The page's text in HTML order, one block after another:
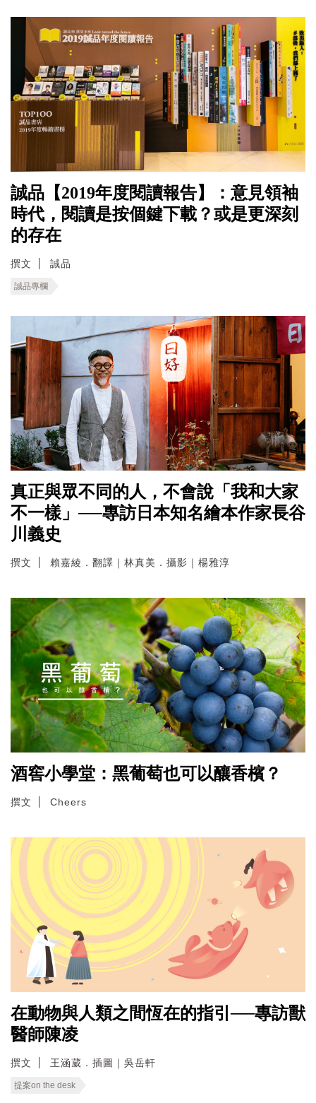
誠品【2019年度閱讀報告】：意見領袖
時代，閱讀是按個鍵下載？或是更深刻
的存在
撰文 誠品
誠品專欄
真正與眾不同的人，不會說「我和大家
不一樣」──專訪日本知名繪本作家長谷
川義史
撰文 賴嘉綾．翻譯｜林真美．攝影｜楊雅淳
酒窖小學堂：黑葡萄也可以釀香檳？
撰文 Cheers
在動物與人類之間恆在的指引──專訪獸
醫師陳凌
撰文 王涵葳．插圖｜吳岳軒
提案on the desk